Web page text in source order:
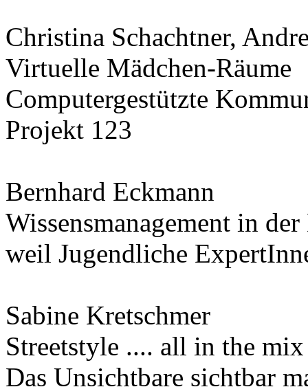
Christina Schachtner,
Virtuelle Mädchen-Räume
Computergestützte
Projekt 123
Bernhard Eckmann
Wissensmanagement in
weil Jugendliche
Sabine Kretschmer
Streetstyle .... all in the mix
Das Unsichtbare sichtbar